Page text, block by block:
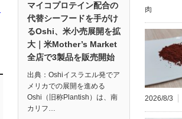
マイコプロテイン配合の
代替シーフードを手がけ
るOshi、米小売展開を拡
大｜米Mother’s Market
全店で3製品を販売開始
出典：Oshiイスラエル発でア
メリカでの展開を進める
Oshi（旧称Plantish）は、南
カリフ…
肉
2026/8/3